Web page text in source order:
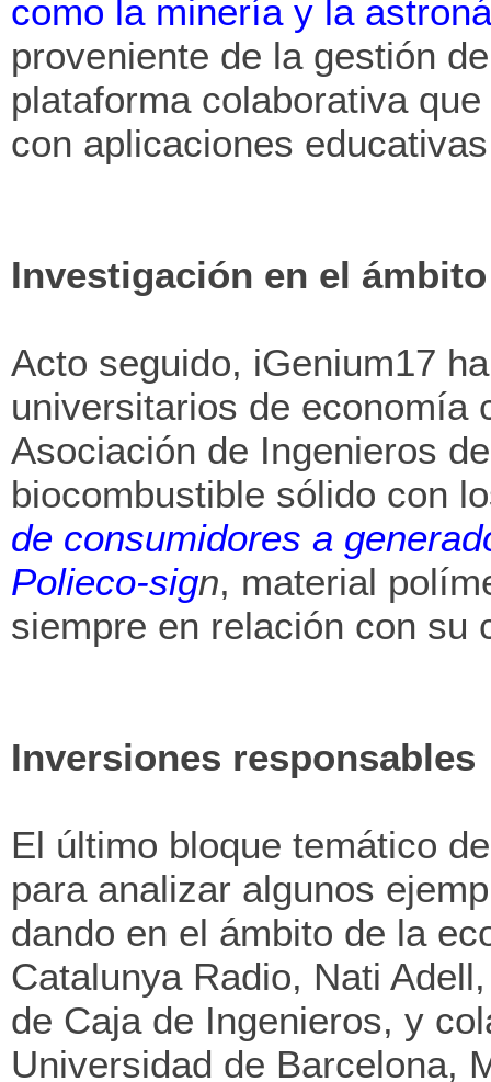
como la minería y la
proveniente de la gestión
plataforma colaborativa
con aplicaciones
Investigación en el
Acto seguido, iGenium17
universitarios de economía
Asociación de Ingenieros
biocombustible sólido con
de consumidores a
Polieco-sign, material
siempre en relación con su
Inversiones responsables
El último bloque temático
para analizar algunos
dando en el ámbito de la
Catalunya Radio, Nati
de Caja de Ingenieros, y
Universidad de Barcelona,